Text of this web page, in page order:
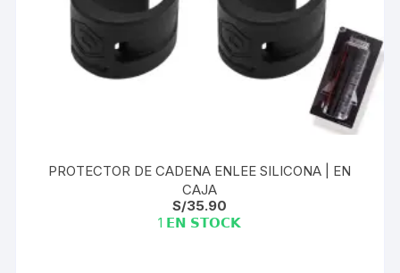
PROTECTOR DE CADENA ENLEE SILICONA | EN
CAJA
S/35.90
1 𝗘𝗡 𝗦𝗧𝗢𝗖𝗞